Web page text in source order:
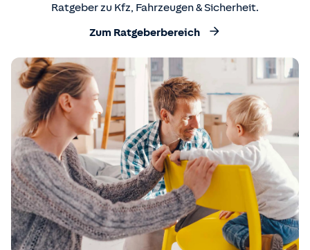
Ratgeber zu Kfz, Fahrzeugen & Sicherheit.
Zum Ratgeberbereich